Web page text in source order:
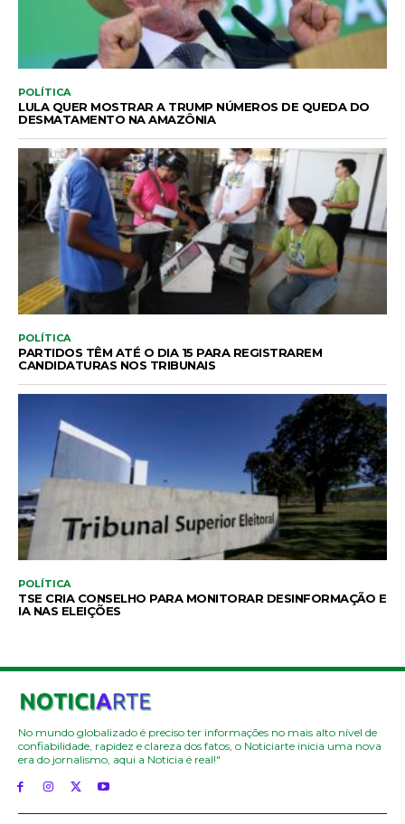
POLÍTICA
LULA QUER MOSTRAR A TRUMP NÚMEROS DE QUEDA DO
DESMATAMENTO NA AMAZÔNIA
POLÍTICA
PARTIDOS TÊM ATÉ O DIA 15 PARA REGISTRAREM
CANDIDATURAS NOS TRIBUNAIS
POLÍTICA
TSE CRIA CONSELHO PARA MONITORAR DESINFORMAÇÃO E
IA NAS ELEIÇÕES
No mundo globalizado é preciso ter informações no mais alto nível de
confiabilidade, rapidez e clareza dos fatos, o Noticiarte inicia uma nova
era do jornalismo, aqui a Noticia é real!"